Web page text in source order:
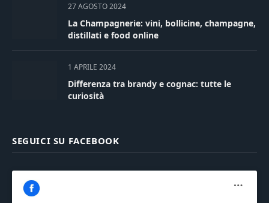
27 AGOSTO 2024
La Champagnerie: vini, bollicine, champagne,
distillati e food online
1 APRILE 2024
Differenza tra brandy e cognac: tutte le
curiosità
SEGUICI SU FACEBOOK